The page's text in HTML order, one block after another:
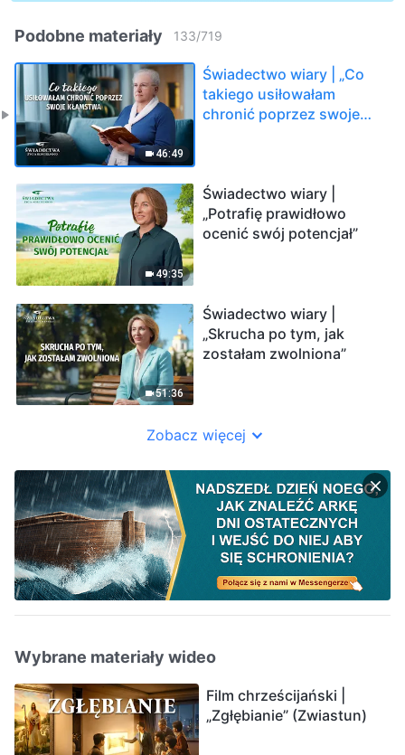
Podobne materiały 133/719
46:49
Świadectwo wiary | „Co
takiego usiłowałam
chronić poprzez swoje
49:35
Świadectwo wiary |
„Potrafię prawidłowo
ocenić swój potencjał”
51:36
Świadectwo wiary |
„Skrucha po tym, jak
zostałam zwolniona”
Zobacz więcej
Wybrane materiały wideo
Film chrześcijański |
„Zgłębianie” (Zwiastun)